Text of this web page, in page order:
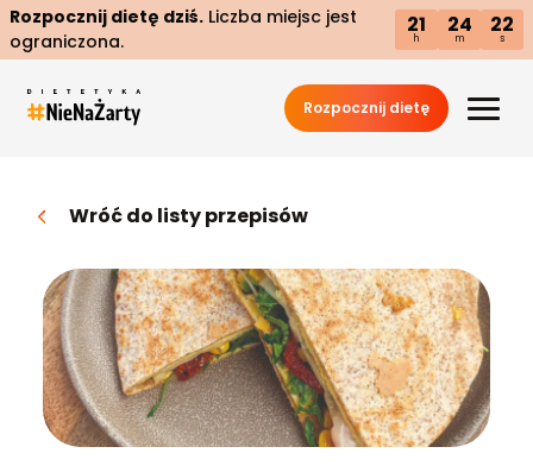
Rozpocznij dietę dziś. Liczba miejsc jest
ograniczona.
21
h
24
m
21
s
Rozpocznij dietę
Wróć do listy przepisów